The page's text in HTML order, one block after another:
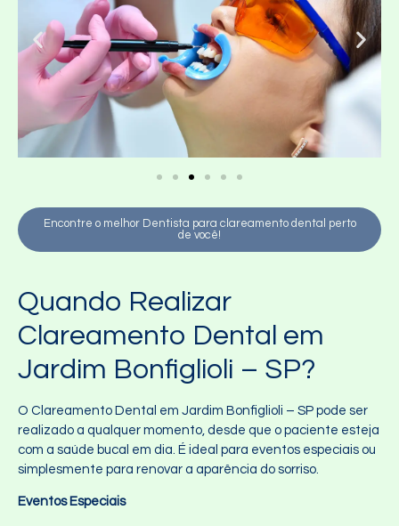
Encontre o melhor Dentista para clareamento dental perto
de você!
Quando Realizar
Clareamento Dental em
Jardim Bonfiglioli – SP?
O Clareamento Dental em Jardim Bonfiglioli – SP pode ser
realizado a qualquer momento, desde que o paciente esteja
com a saúde bucal em dia. É ideal para eventos especiais ou
simplesmente para renovar a aparência do sorriso.
Eventos Especiais